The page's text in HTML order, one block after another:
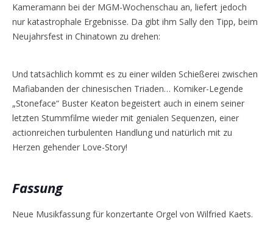
Kameramann bei der MGM-Wochenschau an, liefert jedoch
nur katastrophale Ergebnisse. Da gibt ihm Sally den Tipp, beim
Neujahrsfest in Chinatown zu drehen:
Und tatsächlich kommt es zu einer wilden Schießerei zwischen
Mafiabanden der chinesischen Triaden… Komiker-Legende
„Stoneface“ Buster Keaton begeistert auch in einem seiner
letzten Stummfilme wieder mit genialen Sequenzen, einer
actionreichen turbulenten Handlung und natürlich mit zu
Herzen gehender Love-Story!
Fassung
Neue Musikfassung für konzertante Orgel von Wilfried Kaets.